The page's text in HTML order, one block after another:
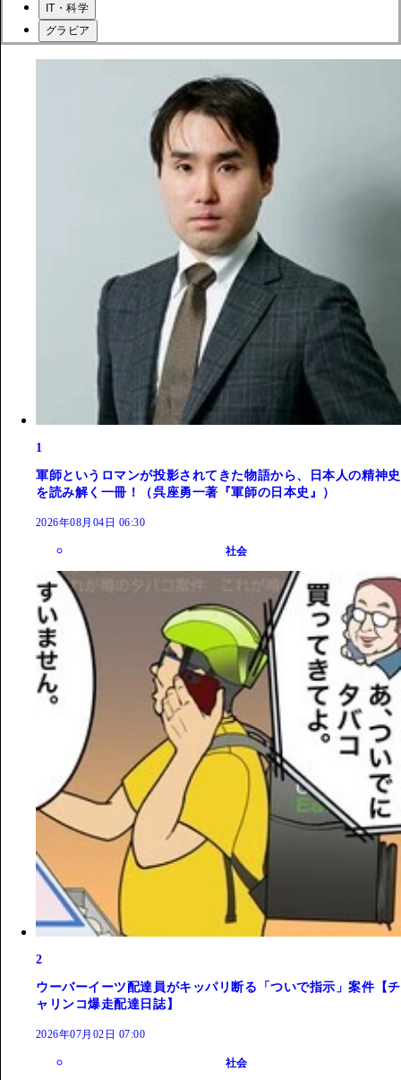
IT・科学
グラビア
1
軍師というロマンが投影されてきた物語から、日本人の精神史
を読み解く一冊！（呉座勇一著『軍師の日本史』）
2026年08月04日 06:30
社会
2
ウーバーイーツ配達員がキッパリ断る「ついで指示」案件【チ
ャリンコ爆走配達日誌】
2026年07月02日 07:00
社会